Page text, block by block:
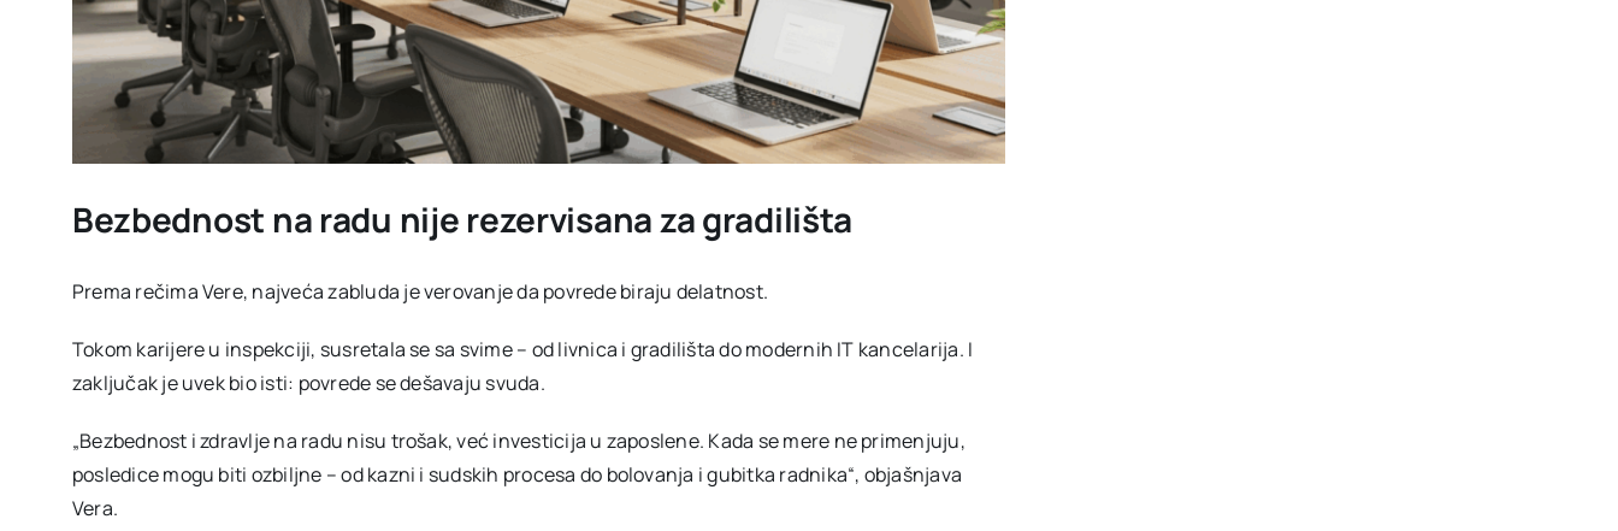
Bezbednost na radu nije rezervisana za gradilišta
Prema rečima Vere, najveća zabluda je verovanje da povrede biraju delatnost.
Tokom karijere u inspekciji, susretala se sa svime – od livnica i gradilišta do modernih IT kancelarija. I
zaključak je uvek bio isti: povrede se dešavaju svuda.
„Bezbednost i zdravlje na radu nisu trošak, već investicija u zaposlene. Kada se mere ne primenjuju,
posledice mogu biti ozbiljne – od kazni i sudskih procesa do bolovanja i gubitka radnika“, objašnjava
Vera.